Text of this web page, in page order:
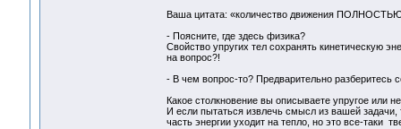
Ваша цитата: «количество движения ПОЛНОСТЬЮ
- Поясните, где здесь физика?
Свойство упругих тел сохранять кинетическую
на вопрос?!
- В чем вопрос-то? Предварительно разберитесь
Какое столкновение вы описываете упругое или
И если пытаться извлечь смысл из вашей задачи,
часть энергии уходит на тепло, но это все-таки